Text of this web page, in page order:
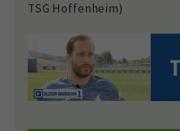
TSG Hoffenheim)